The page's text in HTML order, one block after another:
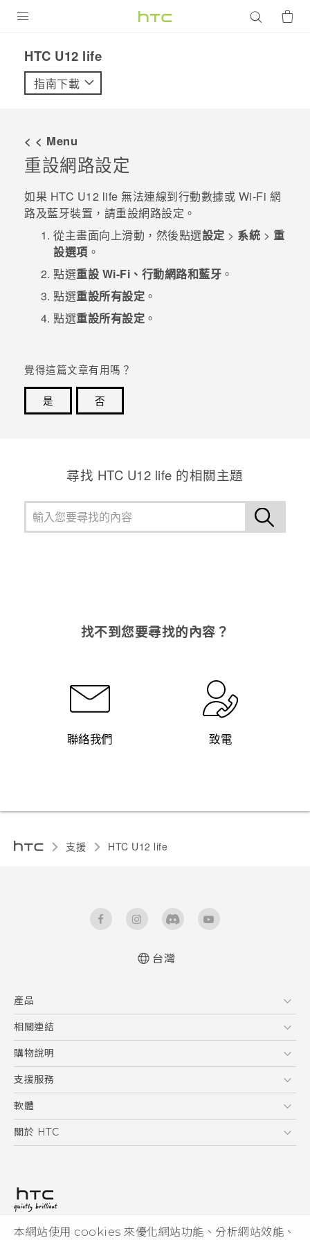
本網站使用 cookies 來優化網站功能、分析網站效能、
VIVE
配件
優惠專區
焦點訊息
校園專案
企業採購
銷售門市
銷售通路
支援服務
HTC U12 life‎
指南下載
< < Menu
重設網路設定
如果 HTC U12 life 無法連線到行動數據或 Wi-Fi 網
路及藍牙裝置，請重設網路設定。
從主畫面向上滑動，然後點選設定 > 系統 > 重
設選項 。
點選重設 Wi-Fi、行動網路和藍牙 。
點選重設所有設定 。
點選重設所有設定 。
覺得這篇文章有用嗎？
是
否
尋找 HTC U12 life 的相關主題
找不到您要尋找的內容？
聯絡我們 致電
支援 HTC U12 life‎
台灣
產品
5G
智慧型手機
配件
相關連結
HTC Research
購物說明
購物須知
訂單管理
付款方式
支援服務
到府收送維修服務
服務中心資訊
客戶服務佈告欄
軟體
應用程式
HTC Sync Manager
關於 HTC
投資人
© 2011-2026 HTC Corporation